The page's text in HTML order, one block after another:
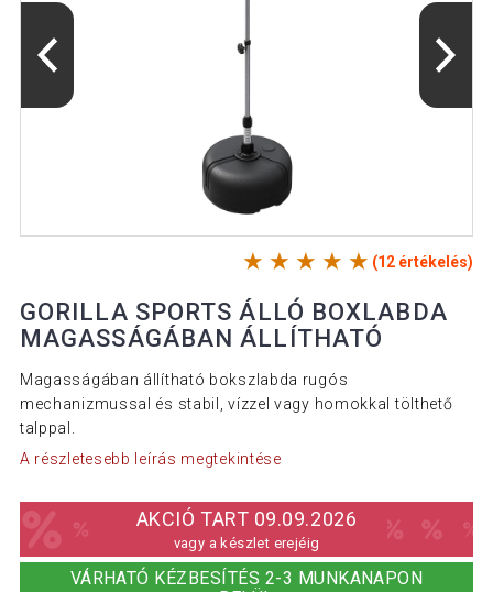
(12 értékelés)
GORILLA SPORTS ÁLLÓ BOXLABDA
MAGASSÁGÁBAN ÁLLÍTHATÓ
Magasságában állítható bokszlabda rugós
mechanizmussal és stabil, vízzel vagy homokkal tölthető
talppal.
A részletesebb leírás megtekintése
AKCIÓ TART 09.09.2026
vagy a készlet erejéig
VÁRHATÓ KÉZBESÍTÉS 2-3 MUNKANAPON